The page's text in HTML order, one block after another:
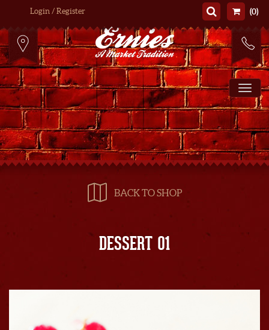
Login / Register (0)
BACK TO SHOP
DESSERT 01